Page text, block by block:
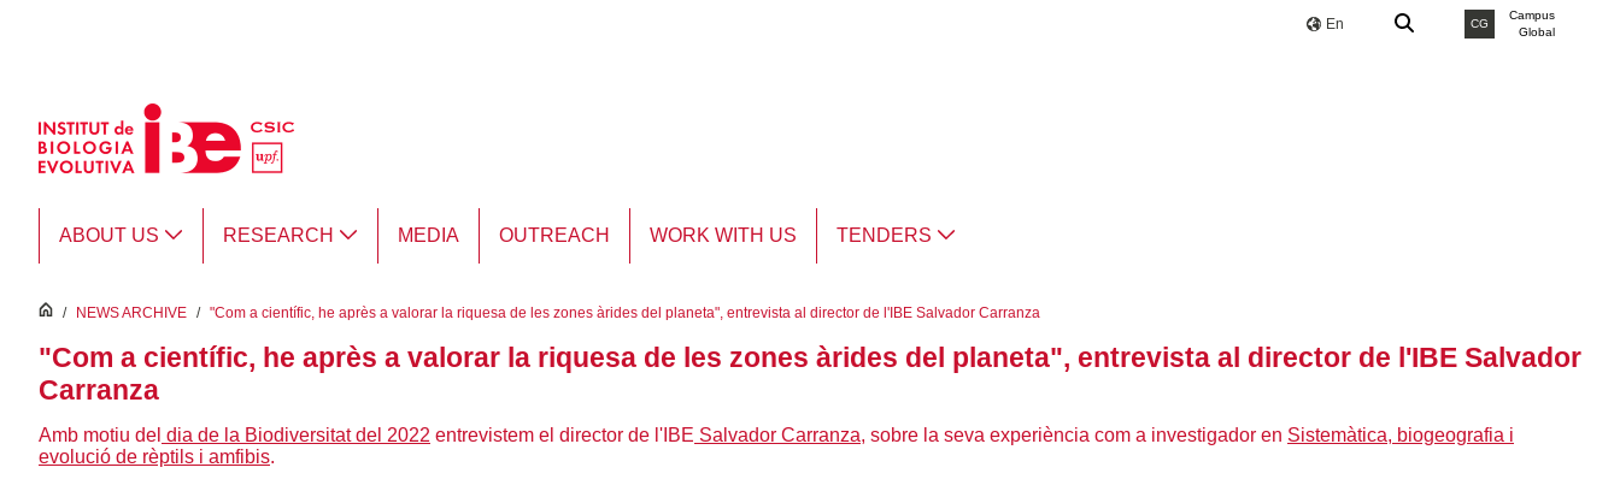
En CG
Campus
Global
ABOUT US RESEARCH MEDIA OUTREACH WORK WITH US TENDERS
inici
/ NEWS ARCHIVE / "Com a científic, he après a valorar la riquesa de les zones àrides del planeta", entrevista al director de l'IBE Salvador Carranza
"Com a científic, he après a valorar la riquesa de les zones àrides del planeta", entrevista al director de l'IBE Salvador
Carranza
Amb motiu del dia de la Biodiversitat del 2022 entrevistem el director de l'IBE Salvador Carranza, sobre la seva experiència com a investigador en Sistemàtica, biogeografia i
evolució de rèptils i amfibis.